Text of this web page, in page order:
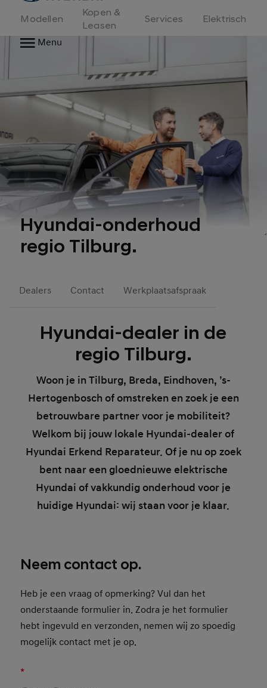
Modellen
Kopen &
Leasen
Services
Elektrisch
Menu
Hyundai-onderhoud
regio Tilburg.
Dealers Contact Werkplaatsafspraak
Hyundai-dealer in de
regio Tilburg.
Woon je in Tilburg, Breda, Eindhoven, ’s-
Hertogenbosch of omstreken en zoek je een
betrouwbare partner voor je mobiliteit?
Welkom bij jouw lokale Hyundai-dealer of
Hyundai Erkend Reparateur. Of je nu op zoek
bent naar een gloednieuwe elektrische
Hyundai of vakkundig onderhoud voor je
huidige Hyundai: wij staan voor je klaar.
Neem contact op.
Heb je een vraag of opmerking? Vul dan het
onderstaande formulier in. Zodra je het formulier
hebt ingevuld en verzonden, nemen wij zo spoedig
mogelijk contact met je op.
*